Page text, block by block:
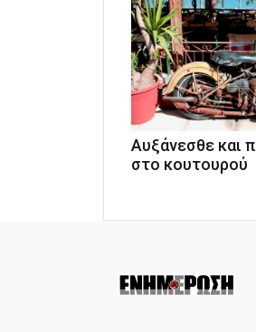
Αυξάνεσθε και
στο κουτουρού